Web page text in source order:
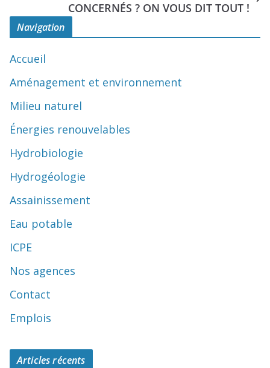
CONCERNÉS ? ON VOUS DIT TOUT !
Navigation
Accueil
Aménagement et environnement
Milieu naturel
Énergies renouvelables
Hydrobiologie
Hydrogéologie
Assainissement
Eau potable
ICPE
Nos agences
Contact
Emplois
Articles récents